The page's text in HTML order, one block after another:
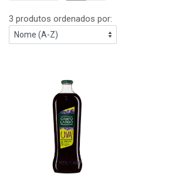
3 produtos ordenados por: